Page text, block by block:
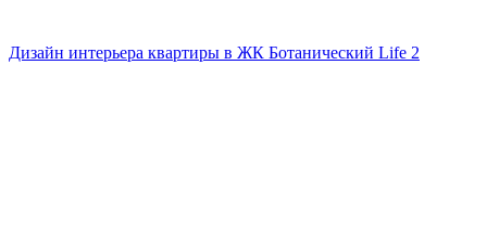
Дизайн интерьера квартиры в ЖК Ботанический Life 2